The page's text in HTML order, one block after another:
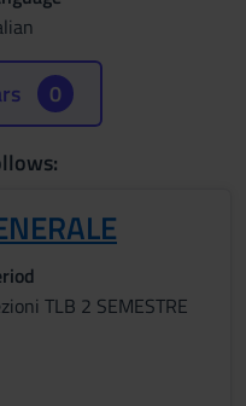
0
TLB 2 SEMESTRE